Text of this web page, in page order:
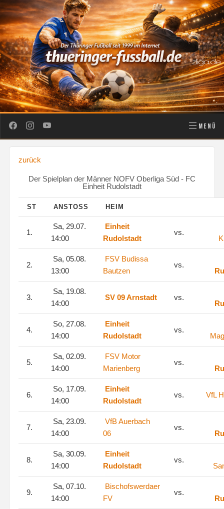
MENÜ
zurück
Der Spielplan der Männer NOFV Oberliga Süd - FC
Einheit Rudolstadt
ST ANSTOSS HEIM
1.
Sa, 29.07.
14:00
Einheit
Rudolstadt
vs.
2.
Sa, 05.08.
13:00
FSV Budissa
Bautzen
vs.
3.
Sa, 19.08.
14:00
SV 09 Arnstadt vs.
4.
So, 27.08.
14:00
Einheit
Rudolstadt
vs.
5.
Sa, 02.09.
14:00
FSV Motor
Marienberg
vs.
6.
So, 17.09.
14:00
Einheit
Rudolstadt
vs. VfL
7.
Sa, 23.09.
14:00
VfB Auerbach
06
vs.
8.
Sa, 30.09.
14:00
Einheit
Rudolstadt
vs.
9.
Sa, 07.10.
14:00
Bischofswerdaer
FV
vs.